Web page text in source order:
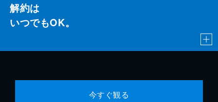
解約は
いつでもOK。
今すぐ観る